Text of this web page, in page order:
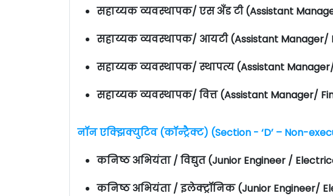
सहाय्यक व्यवस्थापक/ एस अँड टी (Assistant
सहाय्यक व्यवस्थापक/ आयटी (Assistant Manager/
सहाय्यक व्यवस्थापक/ स्थापत्य (Assistant
सहाय्यक व्यवस्थापक/ वित्त (Assistant Manager/
नॉन एक्झिक्युटिव (कॉन्ट्रैक्ट) (Section - ‘D’ – Non-
कनिष्ठ अभियंता / विद्युत (Junior Engineer /
कनिष्ठ अभियंता / इलेक्ट्रॉनिक (Junior Engineer/